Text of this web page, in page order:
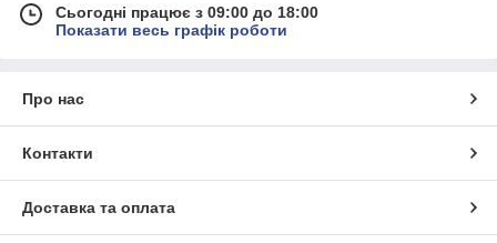
Сьогодні працює з 09:00 до 18:00
Показати весь графік роботи
Про нас
Контакти
Доставка та оплата